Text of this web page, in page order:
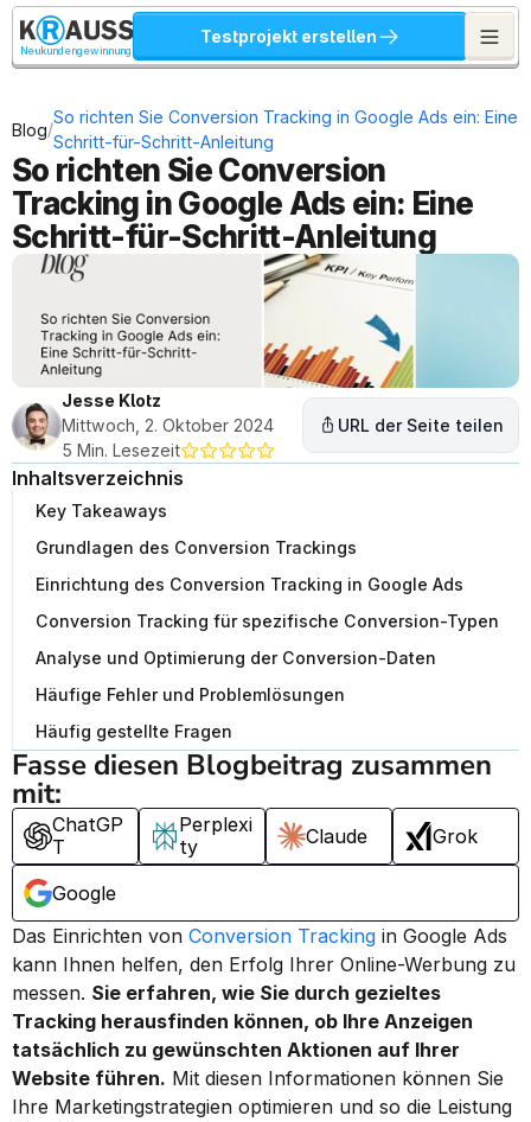
Neukundengewinnung
Testprojekt erstellen
Blog/
So richten Sie Conversion Tracking in Google Ads ein: Eine
Schritt-für-Schritt-Anleitung
So richten Sie Conversion
Tracking in Google Ads ein: Eine
Schritt-für-Schritt-Anleitung
Jesse Klotz
Mittwoch, 2. Oktober 2024
5 Min. Lesezeit
URL der Seite teilen
Inhaltsverzeichnis
Key Takeaways
Grundlagen des Conversion Trackings
Einrichtung des Conversion Tracking in Google Ads
Conversion Tracking für spezifische Conversion-Typen
Analyse und Optimierung der Conversion-Daten
Häufige Fehler und Problemlösungen
Häufig gestellte Fragen
Fasse diesen Blogbeitrag zusammen
mit:
ChatGP
T
Perplexi
ty
Claude Grok
Google
Das Einrichten von Conversion Tracking in Google Ads
kann Ihnen helfen, den Erfolg Ihrer Online-Werbung zu
messen. Sie erfahren, wie Sie durch gezieltes
Tracking herausfinden können, ob Ihre Anzeigen
tatsächlich zu gewünschten Aktionen auf Ihrer
Website führen. Mit diesen Informationen können Sie
Ihre Marketingstrategien optimieren und so die Leistung